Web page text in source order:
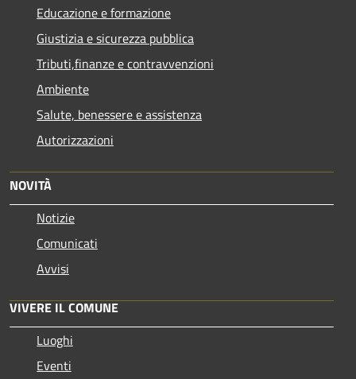
Educazione e formazione
Giustizia e sicurezza pubblica
Tributi,finanze e contravvenzioni
Ambiente
Salute, benessere e assistenza
Autorizzazioni
NOVITÀ
Notizie
Comunicati
Avvisi
VIVERE IL COMUNE
Luoghi
Eventi